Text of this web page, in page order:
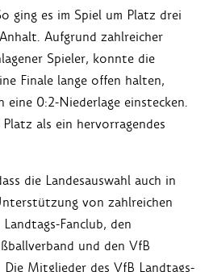
ging es im Spiel um Platz drei
Aufgrund zahlreicher
Spieler, konnte die
Finale lange offen halten,
eine 0:2-Niederlage einstecken.
als ein hervorragendes
die Landesauswahl auch in
von zahlreichen
Fanclub, den
und den VfB
Mitglieder des VfB Landtags-